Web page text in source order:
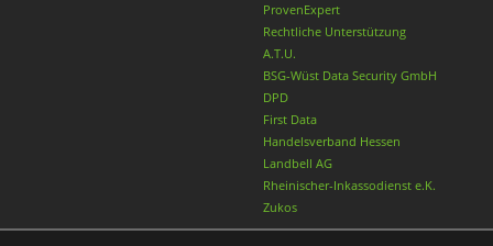
ProvenExpert
Rechtliche Unterstützung
A.T.U.
BSG-Wüst Data Security GmbH
DPD
First Data
Handelsverband Hessen
Landbell AG
Rheinischer-Inkassodienst e.K.
Zukos